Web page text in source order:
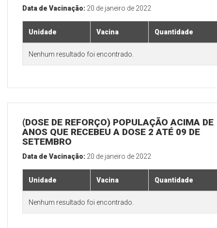
Data de Vacinação: 20 de janeiro de 2022
Unidade Vacina Quantidade
Nenhum resultado foi encontrado.
(DOSE DE REFORÇO) POPULAÇÃO ACIMA DE
ANOS QUE RECEBEU A DOSE 2 ATÉ 09 DE
SETEMBRO
Data de Vacinação: 20 de janeiro de 2022
Unidade Vacina Quantidade
Nenhum resultado foi encontrado.